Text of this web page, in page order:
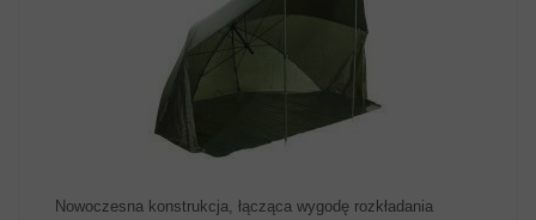
ZOBACZ PRODUKT
Nowoczesna konstrukcja, łącząca wygodę rozkładania